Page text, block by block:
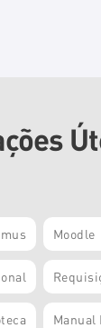
Moodle
Manual